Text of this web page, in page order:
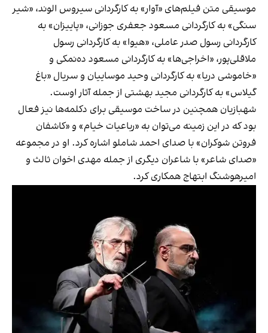
موسیقی متن فیلم‌های «آوار» به کارگردانی سیروس الوند، «شیر
سنگی» به کارگردانی مسعود جعفری جوزانی، «پاییزان» به
کارگردانی رسول صدر عاملی، «هیوا» به کارگردانی رسول
ملاقلی‌پور، «اخراجی‌ها» به کارگردانی مسعود ده‌نمکی و
«خاموشی دریا» به کارگردانی وحید موساییان و سریال «باغ
گیلاس» به کارگردانی مجید بهشتی از جمله آثار اوست.
شهبازیان همچنین در ساخت موسیقی برای دکلمه‌ها نیز فعال
بود که در این زمینه می‌توان به «رباعیات خیام» و «کاشفان
فروتن شوکران» با صدای احمد شاملو اشاره کرد. او در مجموعه
«صدای شاعر» با شاعران دیگری از جمله مهدی اخوان ثالث و
امیرهوشنگ ابتهاج همکاری کرد.